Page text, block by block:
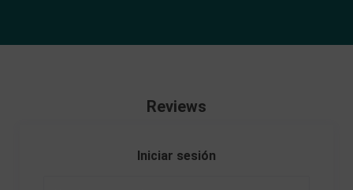
Reviews
Iniciar sesión